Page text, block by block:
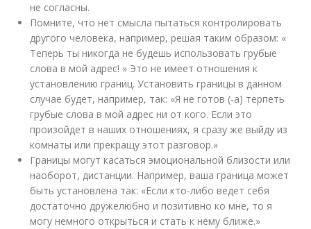
не согласны.
Помните, что нет смысла пытаться контролировать
другого человека, например, решая таким образом: «
Теперь ты никогда не будешь использовать грубые
слова в мой адрес! » Это не имеет отношения к
установлению границ. Установить границы в данном
случае будет, например, так: «Я не готов (-а) терпеть
грубые слова в мой адрес ни от кого. Если это
произойдет в наших отношениях, я сразу же выйду из
комнаты или прекращу этот разговор.»
Границы могут касаться эмоциональной близости или
наоборот, дистанции. Например, ваша граница может
быть установлена так: «Если кто-либо ведет себя
достаточно дружелюбно и позитивно ко мне, то я
могу немного открыться и стать к нему ближе.»